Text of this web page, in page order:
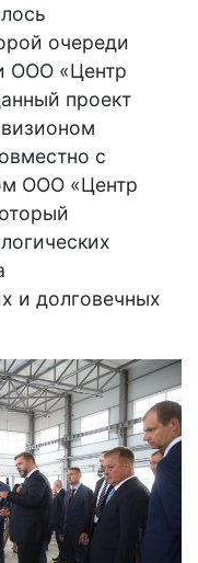
очереди
ООО «Центр
проект
с
ООО «Центр
и долговечных